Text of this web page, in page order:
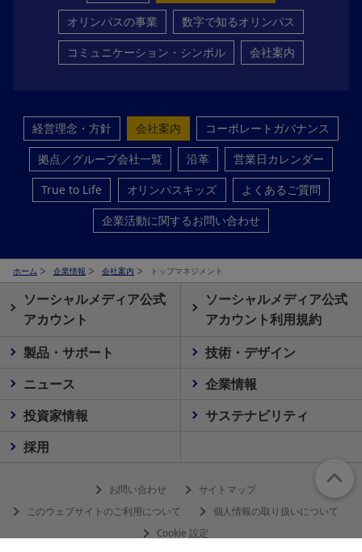
オリンパスの事業
数字で知るオリンパス
コミュニケーション・シンボル
会社案内
経営理念・方針 会社案内
コーポレートガバナンス
拠点／グループ会社一覧
沿革
営業日カレンダー
True to Life
オリンパスキッズ
よくあるご質問
企業活動に関するお問い合わせ
ホーム 企業情報 会社案内 トップマネジメント
ソーシャルメディア公式
アカウント
ソーシャルメディア公式
アカウント利用規約
製品・サポート
技術・デザイン
ニュース
企業情報
投資家情報
サステナビリティ
採用
お問い合わせ
サイトマップ
このウェブサイトのご利用について
個人情報の取り扱いについて
Cookie 設定